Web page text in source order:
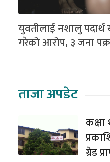
युवतीलाई नशालु
गरेको आरोप, ३ जना
ताजा अपडेट
ग्रेड